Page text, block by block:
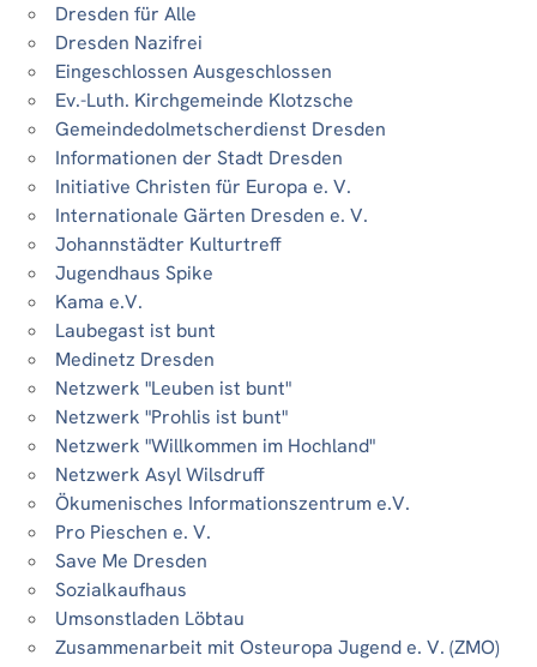
Dresden für Alle
Dresden Nazifrei
Eingeschlossen Ausgeschlossen
Ev.-Luth. Kirchgemeinde Klotzsche
Gemeindedolmetscherdienst Dresden
Informationen der Stadt Dresden
Initiative Christen für Europa e. V.
Internationale Gärten Dresden e. V.
Johannstädter Kulturtreff
Jugendhaus Spike
Kama e.V.
Laubegast ist bunt
Medinetz Dresden
Netzwerk "Leuben ist bunt"
Netzwerk "Prohlis ist bunt"
Netzwerk "Willkommen im Hochland"
Netzwerk Asyl Wilsdruff
Ökumenisches Informationszentrum e.V.
Pro Pieschen e. V.
Save Me Dresden
Sozialkaufhaus
Umsonstladen Löbtau
Zusammenarbeit mit Osteuropa Jugend e. V. (ZMO)